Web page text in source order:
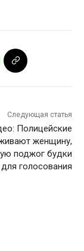
Следующая статья
Полицейские
женщину,
поджог будки
для голосования